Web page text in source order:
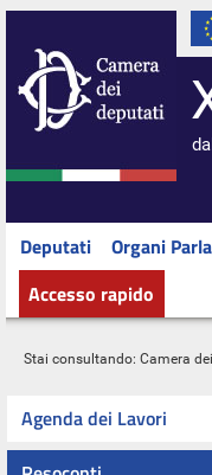
Deputati Organi
Accesso rapido
Stai consultando: Camera
Agenda dei Lavori